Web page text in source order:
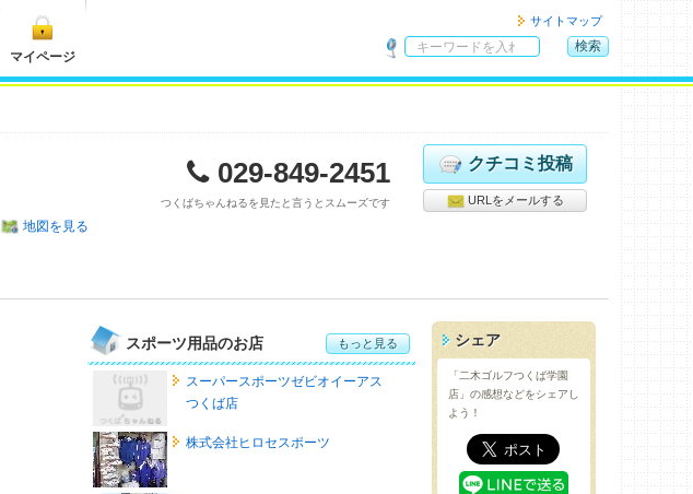
マイページ
サイトマップ
内
索
検索
029-849-2451
つくばちゃんねるを見たと言うとスムーズです
クチコミ投稿
URLをメールする
地図を見る
スポーツ用品のお店 もっと見る
スーパースポーツゼビオイーアス
つくば店
株式会社ヒロセスポーツ
シェア
「二木ゴルフつくば学園
店」の感想などをシェアし
よう！